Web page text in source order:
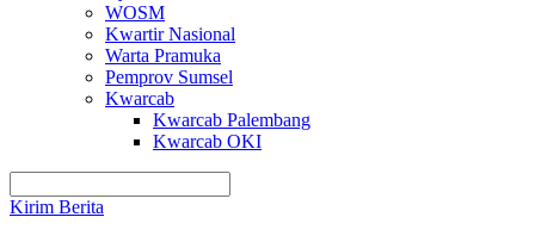
WOSM
Kwartir Nasional
Warta Pramuka
Pemprov Sumsel
Kwarcab
Kwarcab Palembang
Kwarcab OKI
Kirim Berita